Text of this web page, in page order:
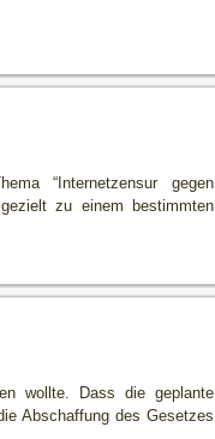
“Internetzensur gegen
zu einem bestimmten
wollte. Dass die geplante
Abschaffung des Gesetzes